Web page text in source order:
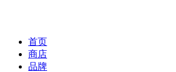
首页
商店
品牌